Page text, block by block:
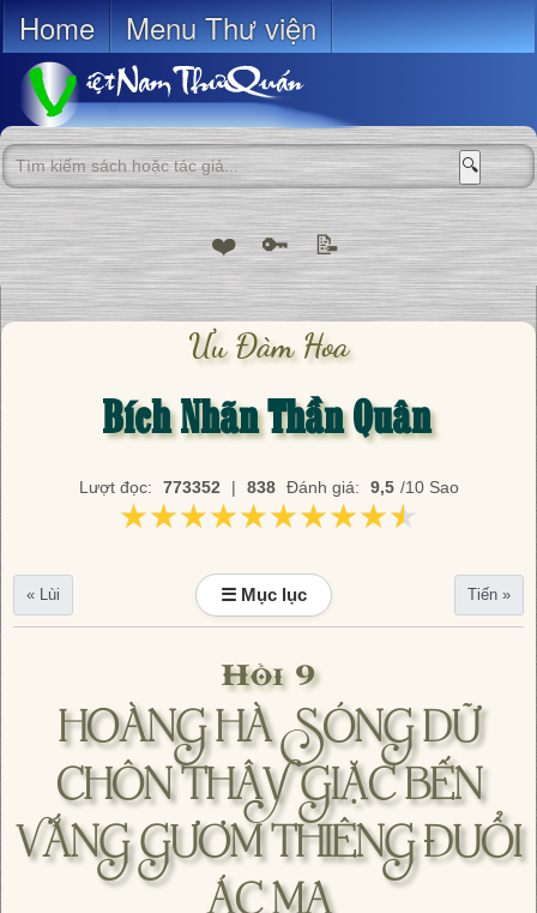
Home Menu Thư viện
🔍
❤️ 🔑 📝
Ưu Đàm Hoa
Bích Nhãn Thần Quân
Lượt đọc: 773352 | 838 Đánh giá: 9,5 /10 Sao
★★★★★★★★★★
★★★★★★★★★★
« Lùi ☰ Mục lục Tiến »
Hồi 9
HOÀNG HÀ SÓNG DỮ
CHÔN THÂY GIẶC BẾN
VẮNG GƯƠM THIÊNG ĐUỔI